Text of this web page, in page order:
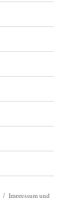
Impressum und